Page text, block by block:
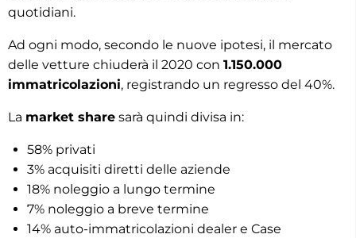
quotidiani.
Ad ogni modo, secondo le nuove ipotesi, il mercato
delle vetture chiuderà il 2020 con 1.150.000
immatricolazioni, registrando un regresso del 40%.
La market share sarà quindi divisa in:
58% privati
3% acquisiti diretti delle aziende
18% noleggio a lungo termine
7% noleggio a breve termine
14% auto-immatricolazioni dealer e Case